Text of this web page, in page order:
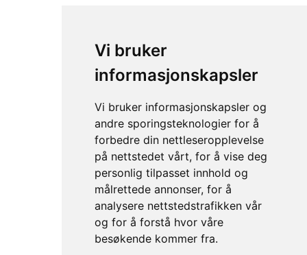
Vi bruker
informasjonskapsler
Vi bruker informasjonskapsler og
andre sporingsteknologier for å
forbedre din nettleseropplevelse
på nettstedet vårt, for å vise deg
personlig tilpasset innhold og
målrettede annonser, for å
analysere nettstedstrafikken vår
og for å forstå hvor våre
besøkende kommer fra.
Guardian Angels magnet feste